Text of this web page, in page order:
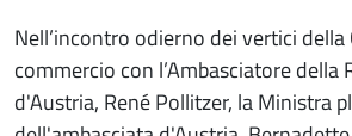
Nell’incontro odierno dei vertici della
commercio con l’Ambasciatore della
d'Austria, René Pollitzer, la Ministra